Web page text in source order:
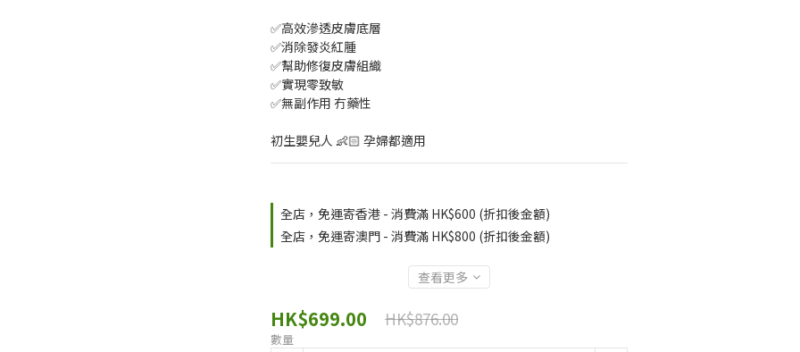
✅高效滲透皮膚底層
✅消除發炎紅腫
✅幫助修復皮膚組織
✅實現零致敏
✅無副作用 冇藥性
初生嬰兒人 👶🏻 孕婦都適用
全店，免運寄香港 - 消費滿 HK$600 (折扣後金額)
全店，免運寄澳門 - 消費滿 HK$800 (折扣後金額)
查看更多
HK$699.00 HK$876.00
數量